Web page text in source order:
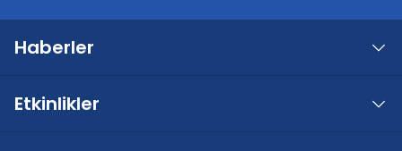
Haberler
Etkinlikler